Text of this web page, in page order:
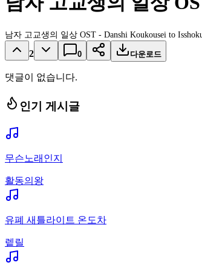
남자 고교생의 일상 OST - Danshi Koukousei to
2 0 다운로드
댓글이 없습니다.
인기 게시글
무슨노래인지
활동의왕
유폐 새틀라이트 온도차
렡릴